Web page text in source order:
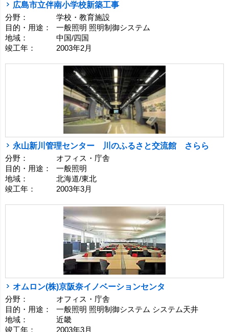
広島市立伴南小学校新築工事
分野：
学校・教育施設
目的・用途：
一般照明 照明制御システム
地域：
中国/四国
竣工年：
2003年2月
永山新川管理センター 川のふるさと交流館 さらら
分野：
オフィス・庁舎
目的・用途：
一般照明
地域：
北海道/東北
竣工年：
2003年3月
オムロン(株)京阪奈イノベーションセンタ
分野：
オフィス・庁舎
目的・用途：
一般照明 照明制御システム システム天井
地域：
近畿
竣工年：
2003年3月